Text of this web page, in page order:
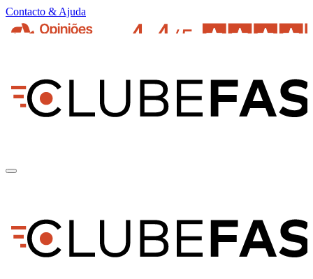
Contacto & Ajuda